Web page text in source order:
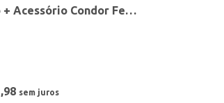
Kit Relógio + Acessório Condor Feminino DOURADO
,98